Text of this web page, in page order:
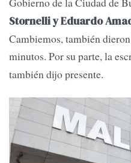
Stornelli yEduardo
Cambiemos, también
minutos. Por su parte, la
también dijo presente.